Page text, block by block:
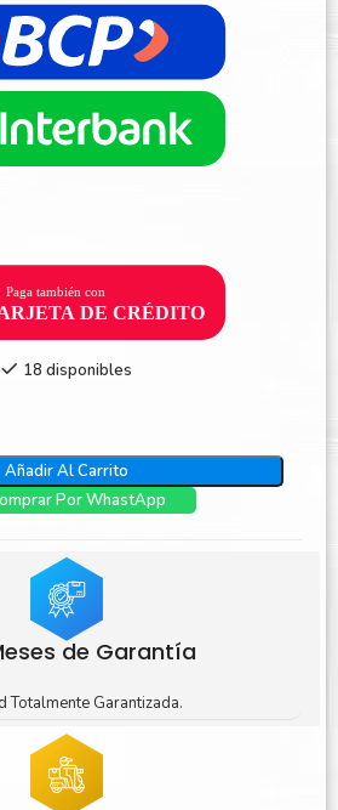
18 disponibles
Añadir Al Carrito
Por WhastApp
de Garantía
Totalmente Garantizada.